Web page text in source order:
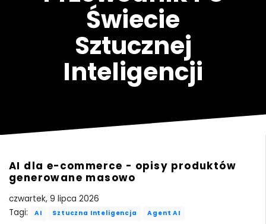
Świecie
Sztucznej
Inteligencji
AI dla e-commerce - opisy produktów
generowane masowo
czwartek, 9 lipca 2026
Tagi:
AI Sztuczna Inteligencja Agent AI